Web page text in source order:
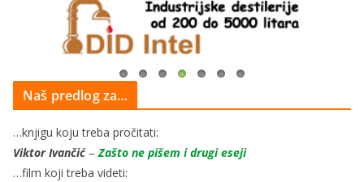
Naš predlog za…
…knjigu koju treba pročitati:
Viktor Ivančić–Zašto ne pišem i drugi eseji
…film koji treba videti: